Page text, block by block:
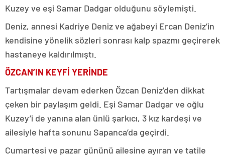
Kuzey ve eşi Samar Dadgar olduğunu söylemişti.
Deniz, annesi Kadriye Deniz ve ağabeyi Ercan Deniz’in
kendisine yönelik sözleri sonrası kalp spazmı geçirerek
hastaneye kaldırılmıştı.
ÖZCAN’IN KEYFİ YERİNDE
Tartışmalar devam ederken Özcan Deniz’den dikkat
çeken bir paylaşım geldi. Eşi Samar Dadgar ve oğlu
Kuzey’i de yanına alan ünlü şarkıcı, 3 kız kardeşi ve
ailesiyle hafta sonunu Sapanca’da geçirdi.
Cumartesi ve pazar gününü ailesine ayıran ve tatile